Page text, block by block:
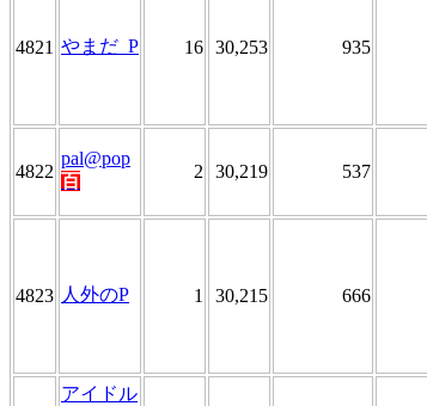
4821 やまだ_P 16 30,253 935
4822
pal@pop
百
2 30,219 537
4823 人外のP 1 30,215 666
アイドル